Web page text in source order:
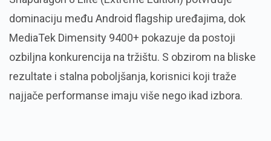
dominaciju među Android flagship uređajima, dok
MediaTek Dimensity 9400+ pokazuje da postoji
ozbiljna konkurencija na tržištu. S obzirom na bliske
rezultate i stalna poboljšanja, korisnici koji traže
najjače performanse imaju više nego ikad izbora.